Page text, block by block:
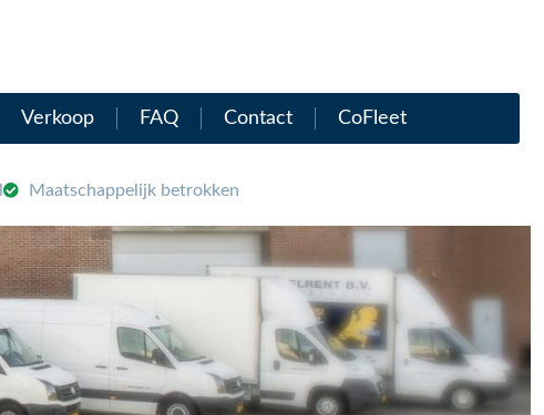
Verkoop FAQ Contact CoFleet
Maatschappelijk betrokken